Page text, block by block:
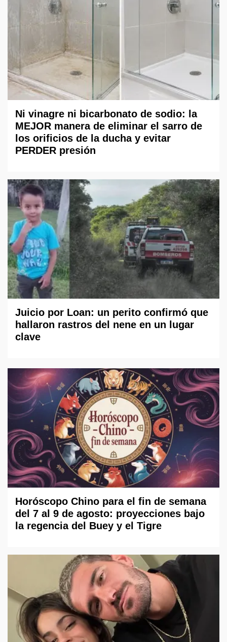
Ni vinagre ni bicarbonato de sodio: la
MEJOR manera de eliminar el sarro de
los orificios de la ducha y evitar
PERDER presión
Juicio por Loan: un perito confirmó que
hallaron rastros del nene en un lugar
clave
Horóscopo Chino para el fin de semana
del 7 al 9 de agosto: proyecciones bajo
la regencia del Buey y el Tigre